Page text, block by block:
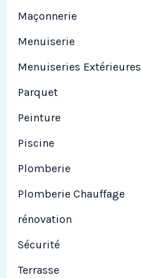
Maçonnerie
Menuiserie
Menuiseries Extérieures
Parquet
Peinture
Piscine
Plomberie
Plomberie Chauffage
rénovation
Sécurité
Terrasse